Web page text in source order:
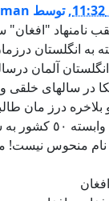
,توسط
نامنهاد "افغان"
به انگلستان
آلمان
در سالهاى خلقى
درز مان
پاکستان و اکنون
نام منحوس نيست!